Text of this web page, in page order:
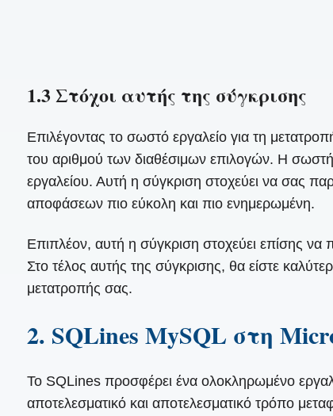
1.3 Στόχοι αυτής της σύγκρισης
Επιλέγοντας το σωστό εργαλείο για τη
του αριθμού των διαθέσιμων επιλογών. Η
εργαλείου. Αυτή η σύγκριση στοχεύει να σας
αποφάσεων πιο εύκολη και πιο ενημερωμένη.
Επιπλέον, αυτή η σύγκριση στοχεύει επίσης να
Στο τέλος αυτής της σύγκρισης, θα είστε
μετατροπής σας.
2. SQLines MySQL στη
Το SQLines προσφέρει ένα ολοκληρωμένο
αποτελεσματικό και αποτελεσματικό τρόπο